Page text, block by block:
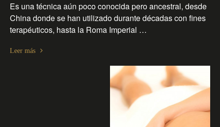
Es una técnica aún poco conocida pero ancestral, desde
China donde se han utilizado durante décadas con fines
terapéuticos, hasta la Roma Imperial …
Leer más